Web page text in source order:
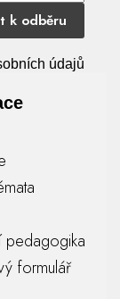
k odběru
údajů
pedagogika
formulář